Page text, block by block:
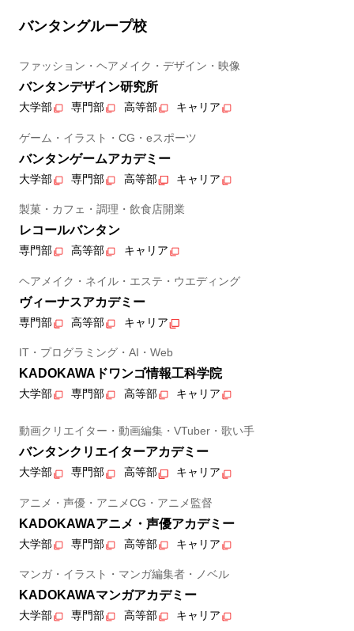
バンタングループ校
ファッション・ヘアメイク・デザイン・映像
バンタンデザイン研究所
大学部 専門部 高等部 キャリア
ゲーム・イラスト・CG・eスポーツ
バンタンゲームアカデミー
大学部 専門部 高等部 キャリア
製菓・カフェ・調理・飲食店開業
レコールバンタン
専門部 高等部 キャリア
ヘアメイク・ネイル・エステ・ウエディング
ヴィーナスアカデミー
専門部 高等部 キャリア
IT・プログラミング・AI・Web
KADOKAWAドワンゴ情報工科学院
大学部 専門部 高等部 キャリア
動画クリエイター・動画編集・VTuber・歌い手
バンタンクリエイターアカデミー
大学部 専門部 高等部 キャリア
アニメ・声優・アニメCG・アニメ監督
KADOKAWAアニメ・声優アカデミー
大学部 専門部 高等部 キャリア
マンガ・イラスト・マンガ編集者・ノベル
KADOKAWAマンガアカデミー
大学部 専門部 高等部 キャリア